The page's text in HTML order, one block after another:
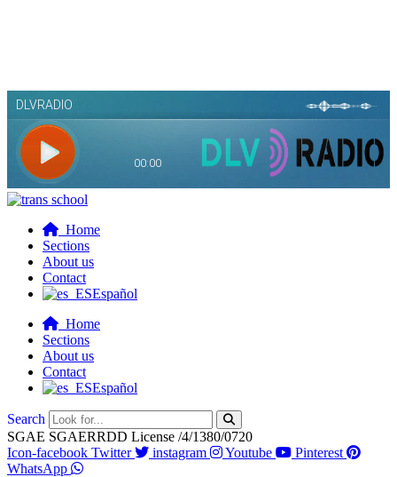
Home
Sections
About us
Contact
Español
Home
Sections
About us
Contact
Español
Search
SGAE SGAERRDD License /4/1380/0720
Icon-facebook Twitter instagram Youtube
Pinterest
WhatsApp